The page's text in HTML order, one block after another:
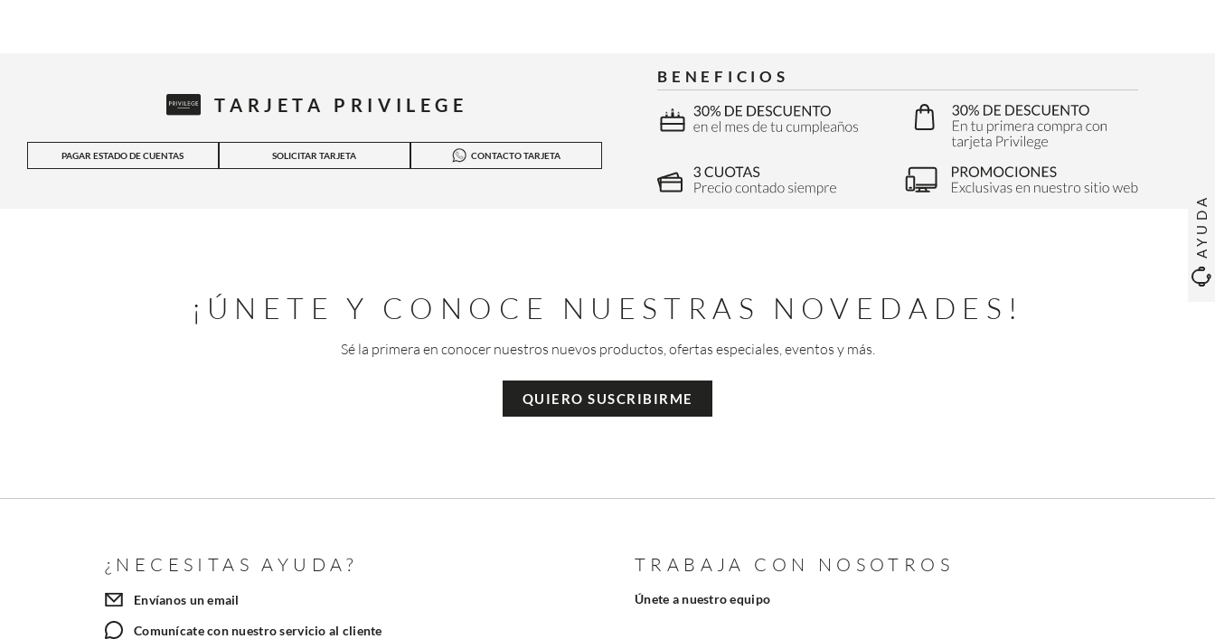
AYUDA
TARJETA PRIVILEGE
PAGAR ESTADO DE CUENTAS SOLICITAR TARJETA CONTACTO TARJETA
BENEFICIOS
¡ÚNETE Y CONOCE NUESTRAS NOVEDADES!
Sé la primera en conocer nuestros nuevos productos, ofertas especiales, eventos y más.
QUIERO SUSCRIBIRME
¿NECESITAS AYUDA?
Envíanos un email
Comunícate con nuestro servicio al cliente
TRABAJA CON NOSOTROS
Únete a nuestro equipo